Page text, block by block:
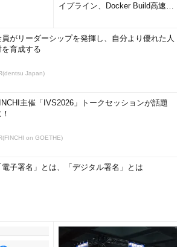
イプライン、Docker Build高速化
員がリーダーシップを発揮し、自分より優れた人
を育成する
Japan)
主催「IVS2026」トークセッションが話題
on GOETHE)
電子署名」とは、「デジタル署名」とは